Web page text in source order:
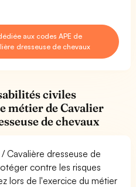
aux codes APE de
dresseuse de chevaux
civiles
métier de Cavalier
de chevaux
Cavalière dresseuse de
contre les risques
lors de l'exercice du métier